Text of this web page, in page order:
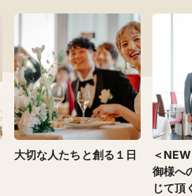
大切な人たちと創る１日
＜
御様へ
じて頂